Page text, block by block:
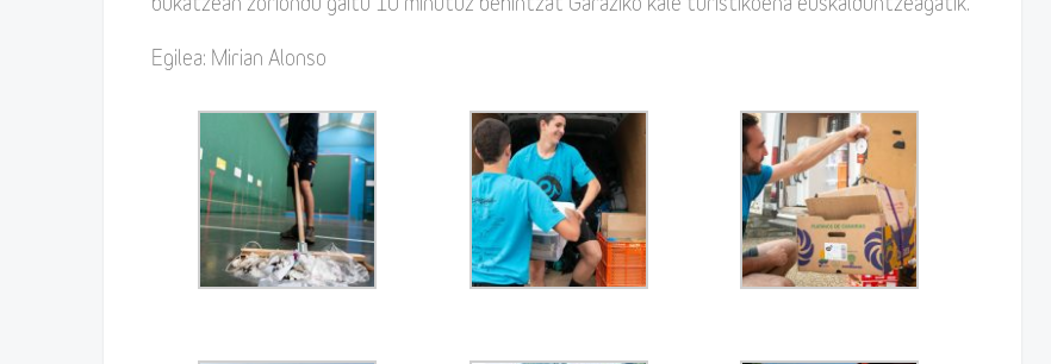
bukatzean zoriondu gaitu 10 minutuz behintzat Garaziko kale turistikoena euskalduntzeagatik.
Egilea: Mirian Alonso